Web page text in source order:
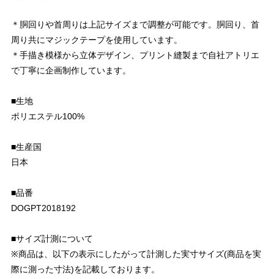
＊胴回りや首周りは上記サイズまで調整が可能です。胴回り、首
周り共にマジックテープを使用しています。
＊手描き模様から立体デザイン、プリント縫製まで自社アトリエ
で丁寧に企画制作しています。
■生地
ポリエステル100%
■生産国
日本
■品番
DOGPT2018192
■サイズ計測について
※商品は、以下の表示にしたがって計測した実寸サイズ(商品を実
際に測った寸法)を記載しております。